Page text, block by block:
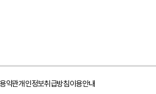
약관개인정보취급방침이용안내